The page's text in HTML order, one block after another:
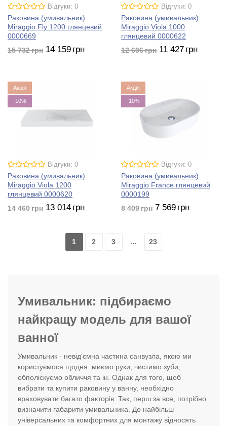
Відгуки: 0
Раковина (умивальник)
Miraggio Fly 1200 глянцевий
0000669
15 732грн 14 159 грн
Відгуки: 0
Раковина (умивальник)
Miraggio Viola 1000
глянцевий 0000622
12 696грн 11 427 грн
Акція
-10%
Відгуки: 0
Раковина (умивальник)
Miraggio Viola 1200
глянцевий 0000620
14 460грн 13 014 грн
Акція
-10%
Відгуки: 0
Раковина (умивальник)
Miraggio France глянцевий
0000199
8 409грн 7 569 грн
1 2 3 ... 23
Умивальник: підбираємо
найкращу модель для вашої
ванної
Умивальник - невід'ємна частина санвузла, якою ми
користуємося щодня: миємо руки, чистимо зуби,
обполіскуємо обличчя та ін. Однак для того, щоб
вибрати та купити раковину у ванну, необхідно
враховувати багато факторів. Так, перш за все, потрібно
визначити габарити умивальника. До найбільш
універсальних та комфортних для монтажу відносять